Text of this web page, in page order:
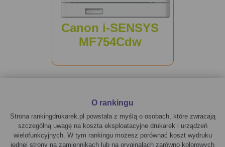
Canon i-SENSYS
MF754Cdw
O rankingu
Strona rankingdrukarek.pl powstała z myślą o osobach, które zwracają
szczególną uwagę na koszta eksploatacyjne drukarek i urządzeń
wielofunkcyjnych. W tym rankingu możesz porównać koszt wydruku
jednej strony na zamiennikach lub na oryginałach zarówno kolorowych